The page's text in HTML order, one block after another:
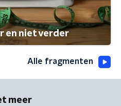
en niet verder
Alle fragmenten
meer